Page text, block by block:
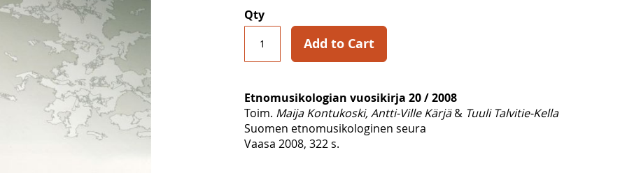
Qty
Add to Cart
Etnomusikologian vuosikirja 20 / 2008
Toim. Maija Kontukoski, Antti-Ville Kärjä& Tuuli Talvitie-Kella
Suomen etnomusikologinen seura
Vaasa 2008, 322 s.